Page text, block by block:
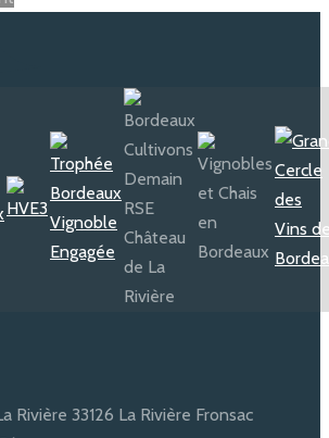
Rivière 33126 La Rivière Fronsac